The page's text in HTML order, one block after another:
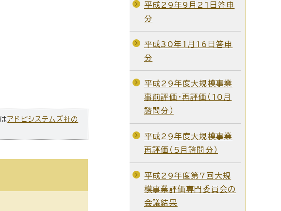
アドビシステムズ社の
平成29年9月21日答申
分
平成30年1月16日答申
分
平成29年度大規模事業
事前評価・再評価（10月
諮問分）
平成29年度大規模事業
再評価（5月諮問分）
平成29年度第7回大規
模事業評価専門委員会の
会議結果